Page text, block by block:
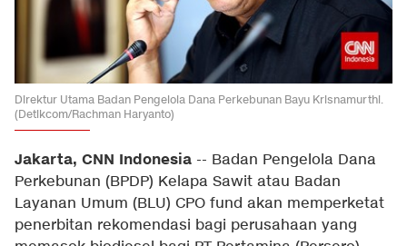
Direktur Utama Badan Pengelola Dana Perkebunan Bayu Krisnamurthi.
(Detikcom/Rachman Haryanto)
Jakarta, CNN Indonesia -- Badan Pengelola Dana
Perkebunan (BPDP) Kelapa Sawit atau Badan
Layanan Umum (BLU) CPO fund akan memperketat
penerbitan rekomendasi bagi perusahaan yang